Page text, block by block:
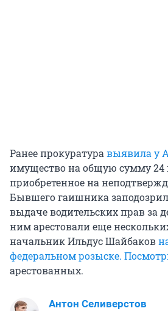
Ранее прокуратура выявила у
имущество на общую сумму 24
приобретенное на
Бывшего гаишника
выдаче водительских прав за
ним арестовали еще
начальник Ильдус Шайбаков
федеральном розыске.
арестованных.
Антон Селиверстов